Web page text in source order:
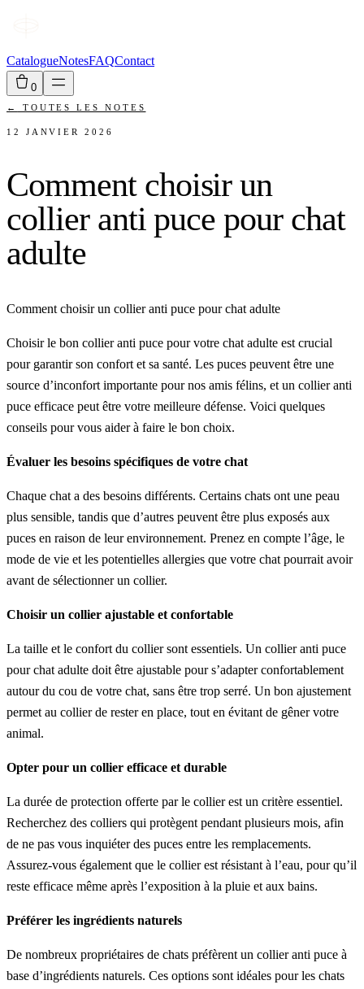
CatalogueNotesFAQContact
0
← TOUTES LES NOTES
12 JANVIER 2026
Comment choisir un
collier anti puce pour chat
adulte
Comment choisir un collier anti puce pour chat adulte
Choisir le bon collier anti puce pour votre chat adulte est crucial
pour garantir son confort et sa santé. Les puces peuvent être une
source d’inconfort importante pour nos amis félins, et un collier anti
puce efficace peut être votre meilleure défense. Voici quelques
conseils pour vous aider à faire le bon choix.
Évaluer les besoins spécifiques de votre chat
Chaque chat a des besoins différents. Certains chats ont une peau
plus sensible, tandis que d’autres peuvent être plus exposés aux
puces en raison de leur environnement. Prenez en compte l’âge, le
mode de vie et les potentielles allergies que votre chat pourrait avoir
avant de sélectionner un collier.
Choisir un collier ajustable et confortable
La taille et le confort du collier sont essentiels. Un collier anti puce
pour chat adulte doit être ajustable pour s’adapter confortablement
autour du cou de votre chat, sans être trop serré. Un bon ajustement
permet au collier de rester en place, tout en évitant de gêner votre
animal.
Opter pour un collier efficace et durable
La durée de protection offerte par le collier est un critère essentiel.
Recherchez des colliers qui protègent pendant plusieurs mois, afin
de ne pas vous inquiéter des puces entre les remplacements.
Assurez-vous également que le collier est résistant à l’eau, pour qu’il
reste efficace même après l’exposition à la pluie et aux bains.
Préférer les ingrédients naturels
De nombreux propriétaires de chats préfèrent un collier anti puce à
base d’ingrédients naturels. Ces options sont idéales pour les chats